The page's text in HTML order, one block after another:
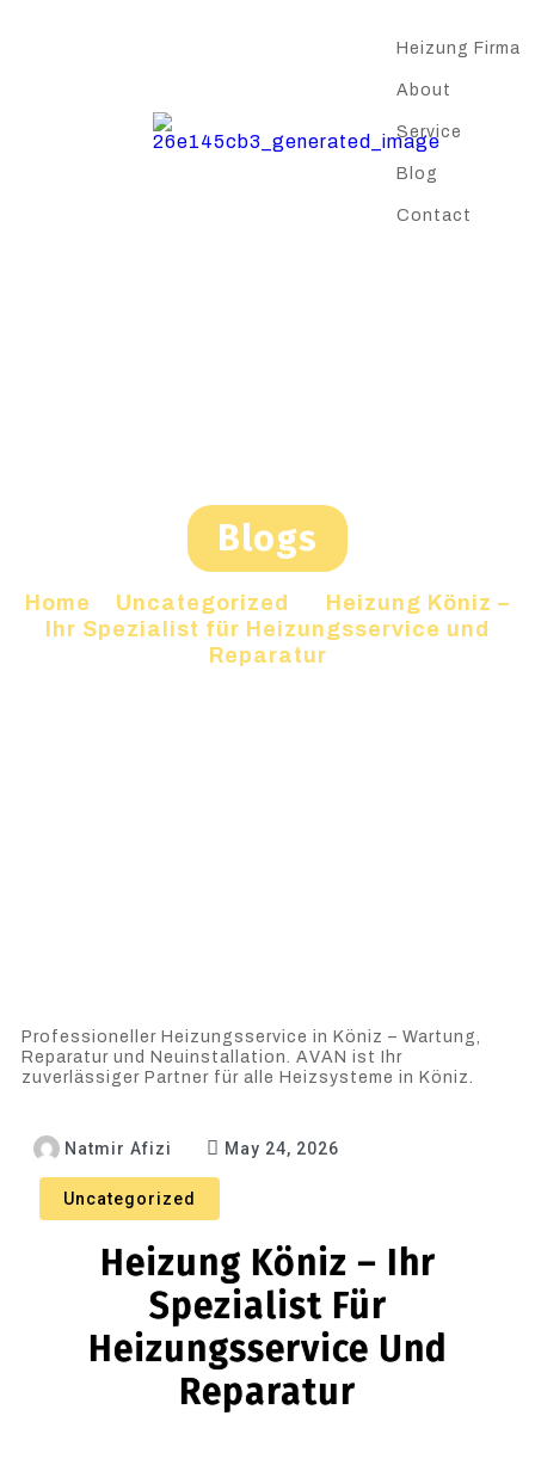
Heizung Firma
About
Service
Blog
Contact
Blogs
Home Uncategorized
Heizung Köniz –
Ihr Spezialist für Heizungsservice und
Reparatur
Professioneller Heizungsservice in Köniz – Wartung,
Reparatur und Neuinstallation. AVAN ist Ihr
zuverlässiger Partner für alle Heizsysteme in Köniz.
Natmir Afizi May 24, 2026
Uncategorized
Heizung Köniz – Ihr
Spezialist Für
Heizungsservice Und
Reparatur